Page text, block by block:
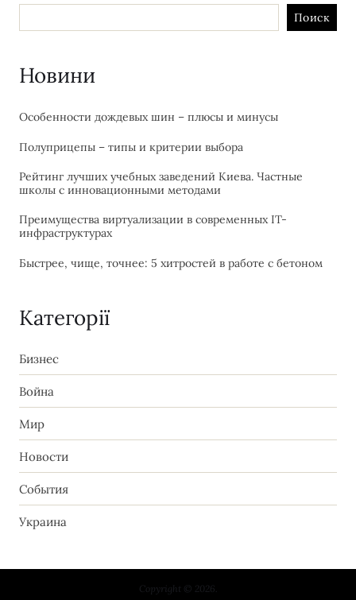
Поиск
Новини
Особенности дождевых шин – плюсы и минусы
Полуприцепы – типы и критерии выбора
Рейтинг лучших учебных заведений Киева. Частные
школы с инновационными методами
Преимущества виртуализации в современных IT-
инфраструктурах
Быстрее, чище, точнее: 5 хитростей в работе с бетоном
Категорії
Бизнес
Война
Мир
Новости
События
Украина
Copyright © 2026.